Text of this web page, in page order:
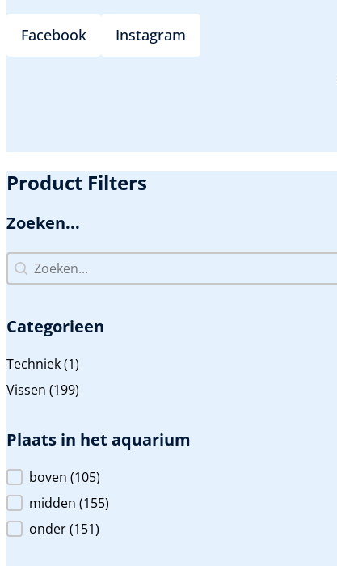
Facebook Instagram
Product Filters
Zoeken...
Zoeken...
Zoeken...
Categorieen
Categorieen
Techniek(1)
Vissen (199)
Plaats in het aquarium
Plaats in het aquarium
boven (105)
midden (155)
onder(151)